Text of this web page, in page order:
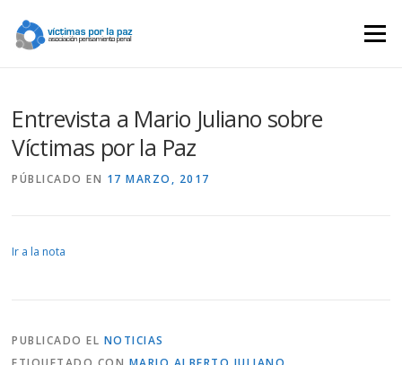
contenido
Menú
Entrevista a Mario Juliano sobre
Víctimas por la Paz
PÚBLICADO EN 17 MARZO, 2017
Ir a la nota
PUBLICADO EL NOTICIAS